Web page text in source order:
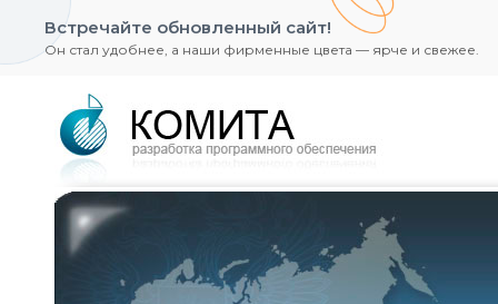
Встречайте обновленный сайт!
Он стал удобнее, а наши фирменные цвета — ярче и свежее.